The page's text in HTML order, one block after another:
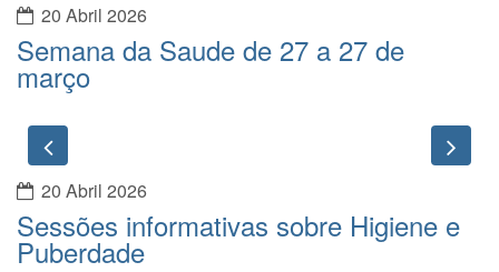
20 Abril 2026
Semana da Saude de 27 a 27 de
março
Previous
20 Abril 2026
Sessões informativas sobre Higiene e
Puberdade